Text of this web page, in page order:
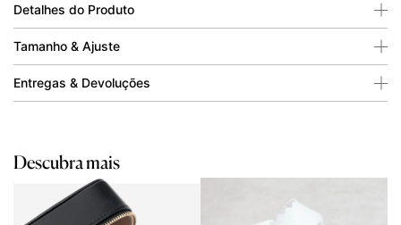
Detalhes do Produto
Tamanho & Ajuste
Entregas & Devoluções
Descubra mais